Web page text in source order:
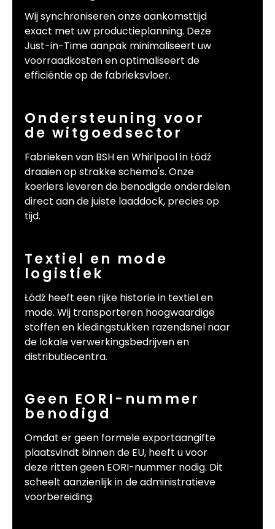
Wij synchroniseren onze aankomsttijd
exact met uw productieplanning. Deze
Just-in-Time aanpak minimaliseert uw
voorraadkosten en optimaliseert de
efficiëntie op de fabrieksvloer.
Ondersteuning voor
de witgoedsector
Fabrieken van BSH en Whirlpool in Łódź
draaien op strakke schema's. Onze
koeriers leveren de benodigde onderdelen
direct aan de juiste laaddock, precies op
tijd.
Textiel en mode
logistiek
Łódź heeft een rijke historie in textiel en
mode. Wij transporteren hoogwaardige
stoffen en kledingstukken razendsnel naar
de lokale verwerkingsbedrijven en
distributiecentra.
Geen EORI-nummer
benodigd
Omdat er geen formele exportaangifte
plaatsvindt binnen de EU, heeft u voor
deze ritten geen EORI-nummer nodig. Dit
scheelt aanzienlijk in de administratieve
voorbereiding.